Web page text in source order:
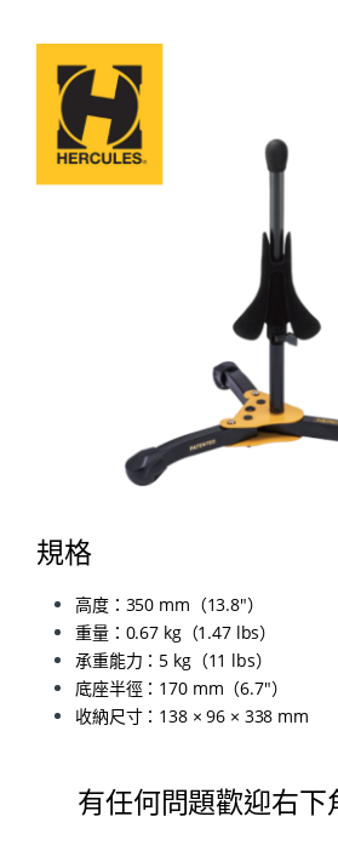
規格
高度：350 mm（13.8″）
重量：0.67 kg（1.47 lbs）
承重能力：5 kg（11 lbs）
底座半徑：170 mm（6.7″）
收納尺寸：138 × 96 × 338 mm
有任何問題歡迎右下